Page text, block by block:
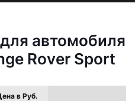
автомобиля
Rover Sport
в Руб.